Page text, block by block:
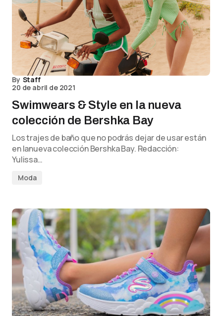
By Staff
20 de abril de 2021
Swimwears & Style en la nueva
colección de Bershka Bay
Los trajes de baño que no podrás dejar de usar están
en lanueva colección Bershka Bay. Redacción:
Yulissa…
Moda